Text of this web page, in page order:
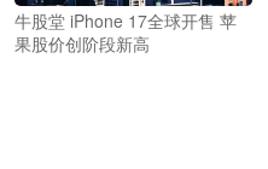
牛股堂 iPhone 17全球开售 苹
果股价创阶段新高